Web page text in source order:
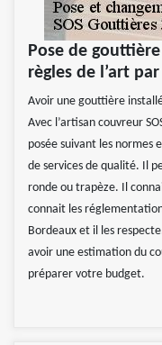
Pose de
règles de l’art
Avoir une gouttière
Avec l’artisan couvreur
posée suivant les normes
de services de qualité. Il
ronde ou trapèze. Il
connait les
Bordeaux et il les
avoir une estimation du
préparer votre budget.